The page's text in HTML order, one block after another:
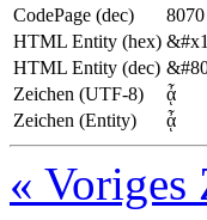
CodePage (dec)
8070
HTML Entity (hex)
HTML Entity (dec)
Zeichen (UTF-8)
ᾆ
Zeichen (Entity)
ᾆ
«